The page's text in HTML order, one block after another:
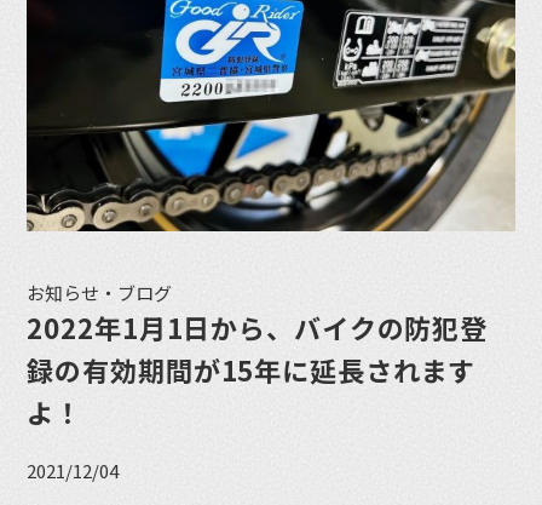
お知らせ・ブログ
2022年1月1日から、バイクの防犯登
録の有効期間が15年に延長されます
よ！
2021/12/04